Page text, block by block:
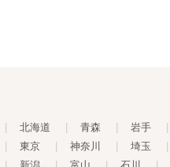
北海道 青森 岩手
東京 神奈川 埼玉